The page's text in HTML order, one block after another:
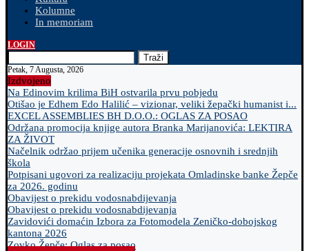
Kolumne
In memoriam
LOGIN
Traži
Petak, 7 Augusta, 2026
Izdvojeno
Na Edinovim krilima BiH ostvarila prvu pobjedu
Otišao je Edhem Edo Halilić – vizionar, veliki žepački humanist i...
EXCEL ASSEMBLIES BH D.O.O.: OGLAS ZA POSAO
Održana promocija knjige autora Branka Marijanovića: LEKTIRA
ZA ŽIVOT
Načelnik održao prijem učenika generacije osnovnih i srednjih
škola
Potpisani ugovori za realizaciju projekata Omladinske banke Žepče
za 2026. godinu
Obavijest o prekidu vodosnabdijevanja
Obavijest o prekidu vodosnabdijevanja
Zavidovići domaćin Izbora za Fotomodela Zeničko-dobojskog
kantona 2026
Zovko Žepče: Oglas za posao